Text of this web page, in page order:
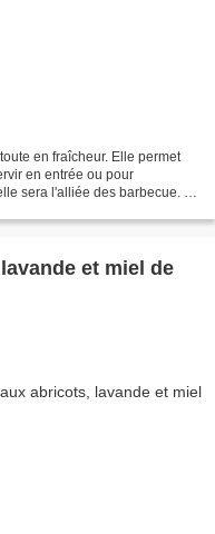
en fraîcheur. Elle permet
en entrée ou pour
sera l'alliée des barbecue. 1
et miel de